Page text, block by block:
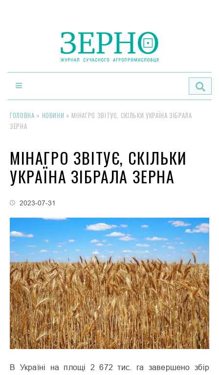
ГОЛОВНА » НОВИНИ » МІНАГРО ЗВІТУЄ, СКІЛЬКИ УКРАЇНА ЗІБРАЛА
ЗЕРНА
МІНАГРО ЗВІТУЄ, СКІЛЬКИ
УКРАЇНА ЗІБРАЛА ЗЕРНА
2023-07-31
В Україні на площі 2 672 тис. га завершено збір